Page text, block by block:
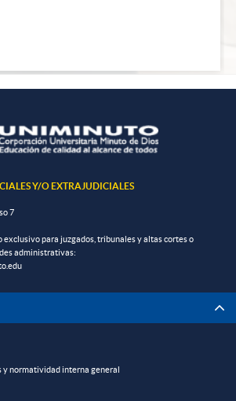
Y/O EXTRAJUDICIALES
7
exclusivo para juzgados, tribunales y altas cortes o
administrativas:
normatividad interna general